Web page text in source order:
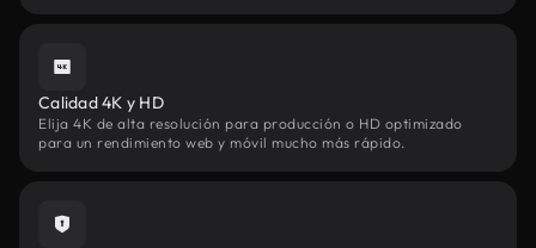
Calidad 4K y HD
Elija 4K de alta resolución para producción o HD optimizado
para un rendimiento web y móvil mucho más rápido.